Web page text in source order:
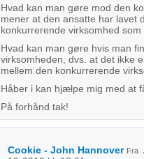
Hvad kan man gøre mod den
mener at den ansatte har lavet
konkurrerende virksomhed
Hvad kan man gøre hvis man
virksomheden, dvs. at det ikke
mellem den konkurrerende
Håber i kan hjælpe mig med at
På forhånd tak!
Cookie - John Hannover Fra